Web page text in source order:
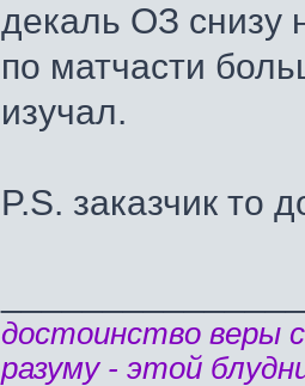
декаль ОЗ снизу
по матчасти
изучал.
P.S. заказчик то
достоинство веры
разуму - этой